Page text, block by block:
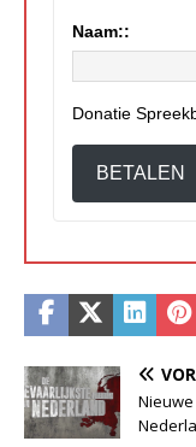
Naam::
Donatie
BETALEN